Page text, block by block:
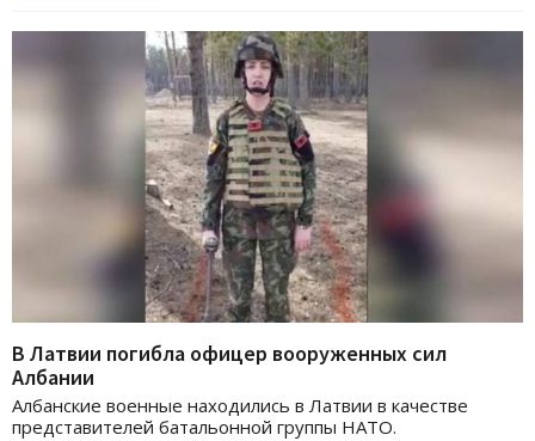
В Латвии погибла офицер вооруженных сил
Албании
Албанские военные находились в Латвии в качестве
представителей батальонной группы НАТО.